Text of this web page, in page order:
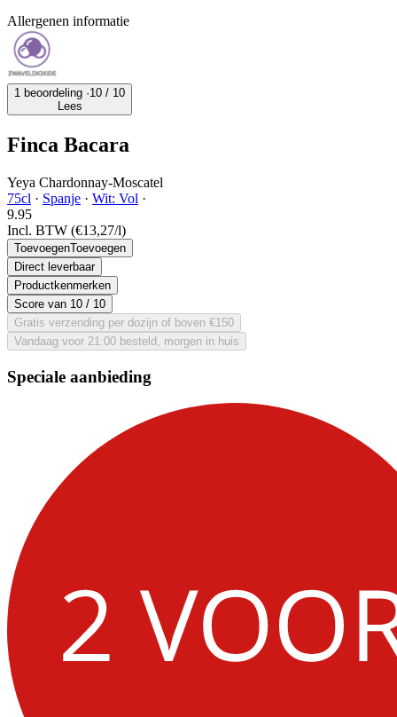
Allergenen informatie
1 beoordeling ·10 / 10
Lees
Finca Bacara
Yeya Chardonnay-Moscatel
75cl · Spanje · Wit: Vol ·
9.95
Incl. BTW (€13,27/l)
ToevoegenToevoegen
Direct leverbaar
Productkenmerken
Score van 10 / 10
Gratis verzending per dozijn of boven €150
Vandaag voor 21:00 besteld, morgen in huis
Speciale aanbieding